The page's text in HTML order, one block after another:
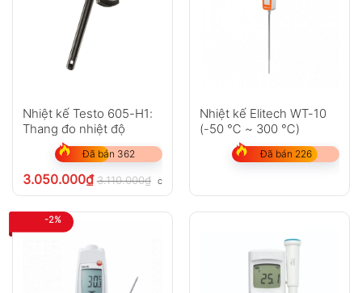
Nhiệt kế Testo 605-H1:
Thang đo nhiệt độ
Đã bán 362
3.050.000₫ 3.110.000₫ chưa VAT 8%
Nhiệt kế Elitech WT-10
(-50 ℃ ~ 300 ℃)
Đã bán 226
-2%